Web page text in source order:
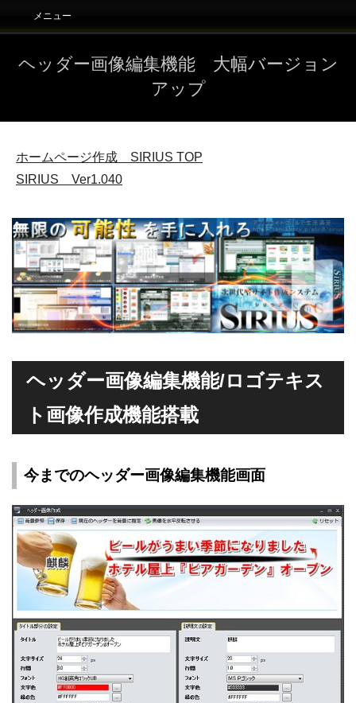
ヘッダー画像編集機能 大幅バージョン
アップ
メニュー
ホームページ作成 SIRIUS TOP
SIRIUS Ver1.040
ヘッダー画像編集機能/ロゴテキス
ト画像作成機能搭載
今までのヘッダー画像編集機能画面